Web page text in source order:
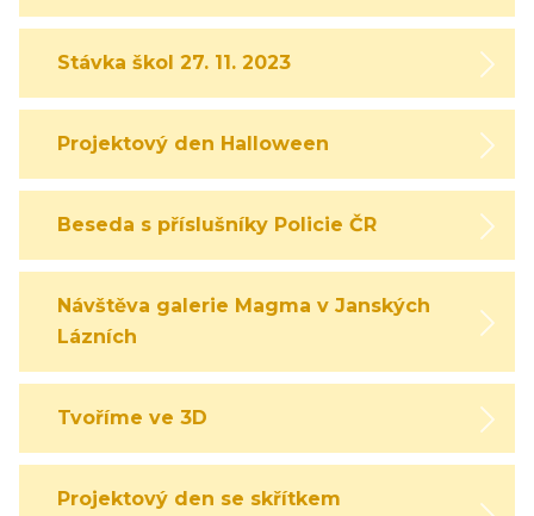
Stávka škol 27. 11. 2023
Projektový den Halloween
Beseda s příslušníky Policie ČR
Návštěva galerie Magma v Janských
Lázních
Tvoříme ve 3D
Projektový den se skřítkem